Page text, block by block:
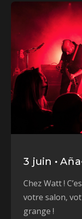
3 juin •
Chez Watt !
votre salon,
grange !